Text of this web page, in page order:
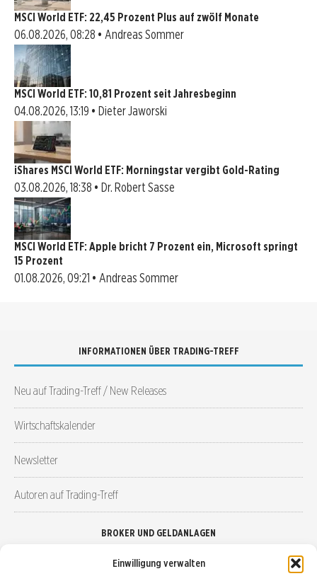
Einwilligung verwalten
MSCI World ETF: 22,45 Prozent Plus auf zwölf Monate
06.08.2026, 08:28 • Andreas Sommer
MSCI World ETF: 10,81 Prozent seit Jahresbeginn
04.08.2026, 13:19 • Dieter Jaworski
iShares MSCI World ETF: Morningstar vergibt Gold-Rating
03.08.2026, 18:38 • Dr. Robert Sasse
MSCI World ETF: Apple bricht 7 Prozent ein, Microsoft springt
15 Prozent
01.08.2026, 09:21 • Andreas Sommer
INFORMATIONEN ÜBER TRADING-TREFF
Neu auf Trading-Treff / New Releases
Wirtschaftskalender
Newsletter
Autoren auf Trading-Treff
BROKER UND GELDANLAGEN